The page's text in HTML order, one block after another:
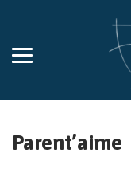
Aller
la
Parent’aime